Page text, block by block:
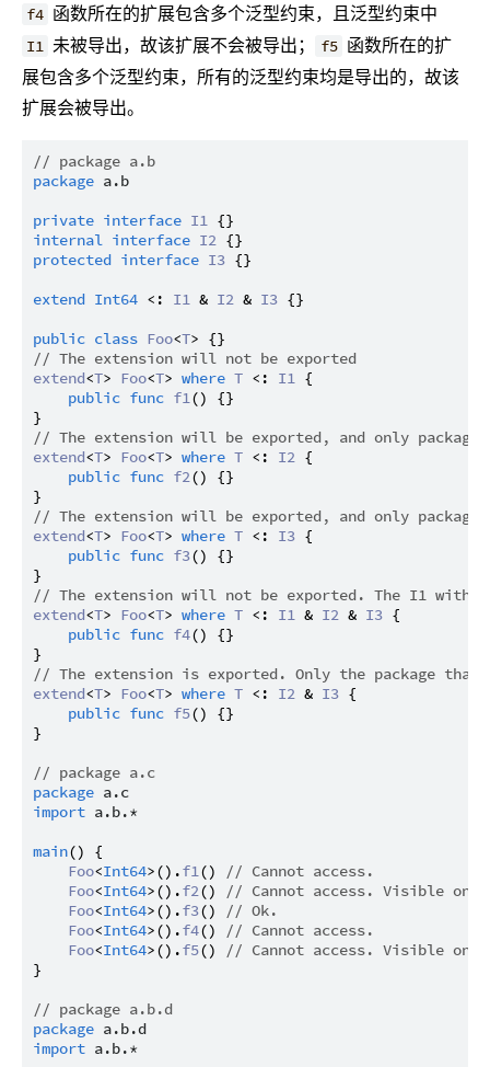
f4 函数所在的扩展包含多个泛型约束，且泛型约束中
I1 未被导出，故该扩展不会被导出； f5 函数所在的扩
展包含多个泛型约束，所有的泛型约束均是导出的，故该
扩展会被导出。
// package a.b
package a.b
private interface I1
internal interface I2
protected interface I3 {}
extend Int64 <: I1 & I2 & I3 {}
public class Foo<T
// The extension will not be exported
extend<T> Foo<T> where T <: I1 {
public func f1() {}
// The extension will be exported, and only
extend<T> Foo<T> where T <: I2 {
public func f2() {}
// The extension will be exported, and only
extend<T> Foo<T> where T <: I3 {
public func f3() {}
// The extension will not be exported. The I1 with
extend<T> Foo<T> where T <: I1 & I2 & I3 {
public func f4() {}
// The extension is exported. Only the package
extend<T> Foo<T> where T <: I2 & I3 {
public func f5() {}
}
// package a.c
package a.c
import a.b.*
main() {
Foo<Int64>().f1()
// Cannot access.
Foo<Int64>().f2()
// Cannot access. Visible
Foo<Int64>().f3()
// Ok.
Foo<Int64>().f4()
// Cannot access.
Foo<Int64>().f5()
// Cannot access. Visible
}
// package a.b.d
package a.b.d
import a.b.*